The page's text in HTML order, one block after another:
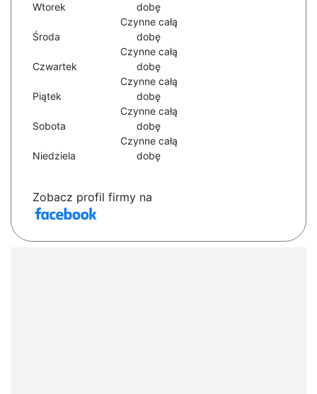
Wtorek
dobę
Środa
Czynne całą
dobę
Czwartek
Czynne całą
dobę
Piątek
Czynne całą
dobę
Sobota
Czynne całą
dobę
Niedziela
Czynne całą
dobę
Zobacz profil firmy na